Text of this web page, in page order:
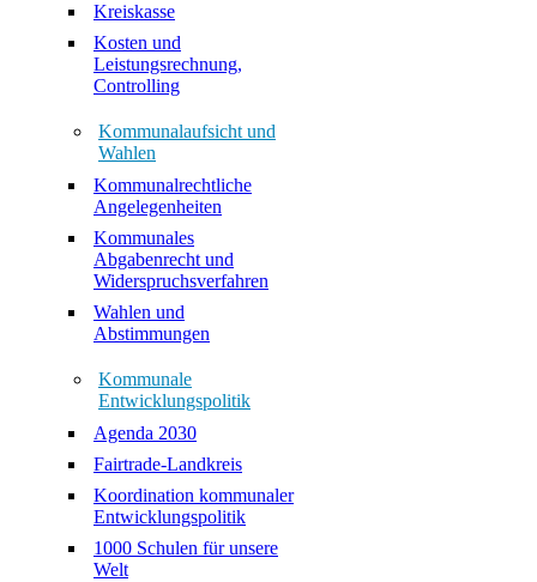
Kreiskasse
Kosten und
Leistungsrechnung,
Controlling
Kommunalaufsicht und
Wahlen
Kommunalrechtliche
Angelegenheiten
Kommunales
Abgabenrecht und
Widerspruchsverfahren
Wahlen und
Abstimmungen
Kommunale
Entwicklungspolitik
Agenda 2030
Fairtrade-Landkreis
Koordination kommunaler
Entwicklungspolitik
1000 Schulen für unsere
Welt